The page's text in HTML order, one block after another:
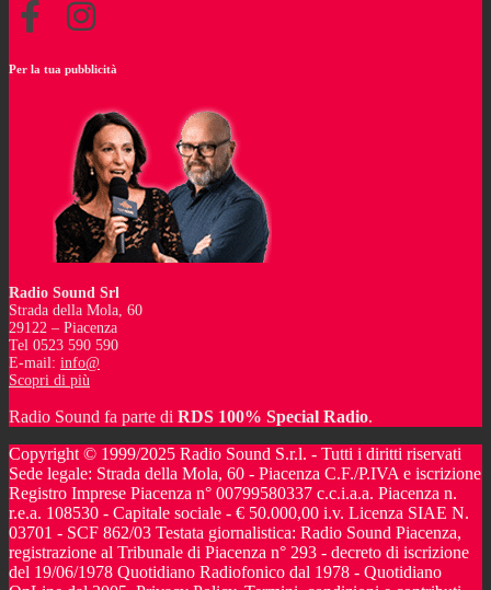
Per la tua pubblicità
Radio Sound Srl
Strada della Mola, 60
29122 – Piacenza
Tel 0523 590 590
E-mail: info@
Scopri di più
Radio Sound fa parte di RDS 100% Special Radio.
Copyright © 1999/2025 Radio Sound S.r.l. - Tutti i diritti riservati
Sede legale: Strada della Mola, 60 - Piacenza C.F./P.IVA e iscrizione
Registro Imprese Piacenza n° 00799580337 c.c.i.a.a. Piacenza n.
r.e.a. 108530 - Capitale sociale - € 50.000,00 i.v. Licenza SIAE N.
03701 - SCF 862/03 Testata giornalistica: Radio Sound Piacenza,
registrazione al Tribunale di Piacenza n° 293 - decreto di iscrizione
del 19/06/1978 Quotidiano Radiofonico dal 1978 - Quotidiano